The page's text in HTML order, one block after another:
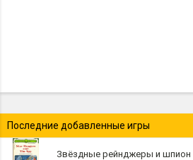
Последние добавленные игры
Звёздные рейнджеры и шпион